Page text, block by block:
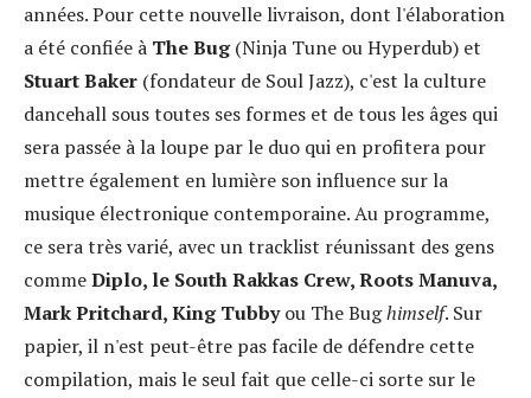
années. Pour cette nouvelle livraison, dont l'élaboration
a été confiée à The Bug(Ninja Tune ou Hyperdub) et
Stuart Baker (fondateur de Soul Jazz), c'est la culture
dancehall sous toutes ses formes et de tous les âges qui
sera passée à la loupe par le duo qui en profitera pour
mettre également en lumière son influence sur la
musique électronique contemporaine. Au programme,
ce sera très varié, avec un tracklist réunissant des gens
commeDiplo, le South Rakkas Crew, Roots Manuva,
Mark Pritchard, King Tubbyou The Bughimself. Sur
papier, il n'est peut-être pas facile de défendre cette
compilation, mais le seul fait que celle-ci sorte sur le